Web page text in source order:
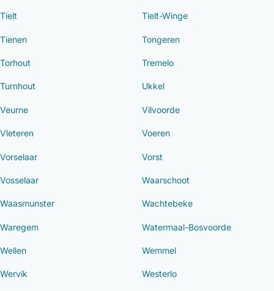
Tielt Tielt-Winge
Tienen Tongeren
Torhout Tremelo
Turnhout Ukkel
Veurne Vilvoorde
Vleteren Voeren
Vorselaar Vorst
Vosselaar Waarschoot
Waasmunster Wachtebeke
Waregem Watermaal-Bosvoorde
Wellen Wemmel
Wervik Westerlo